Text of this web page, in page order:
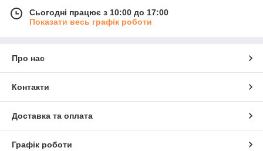
Сьогодні працює з 10:00 до 17:00
Показати весь графік роботи
Про нас
Контакти
Доставка та оплата
Графік роботи